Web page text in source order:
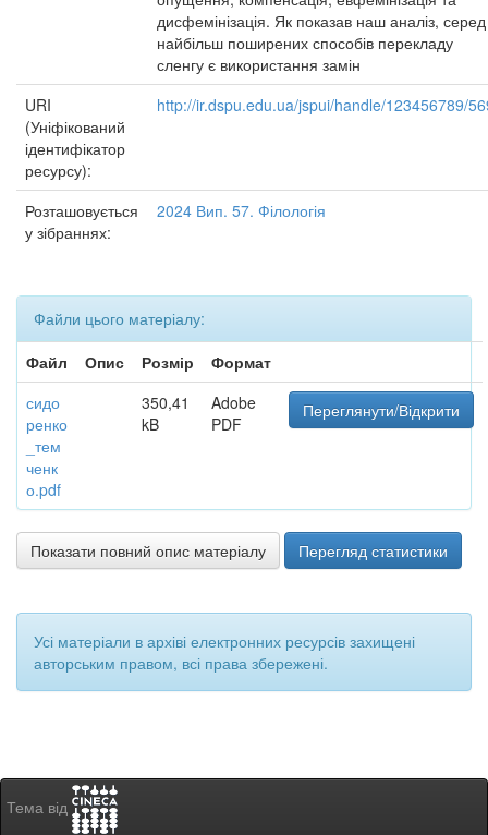
дисфемінізація. Як показав наш аналіз, серед
найбільш поширених способів перекладу
сленгу є використання замін
URI
(Уніфікований
ідентифікатор
ресурсу):
http://ir.dspu.edu.ua/jspui/handle/123456789/
Розташовується
у зібраннях:
2024 Вип. 57. Філологія
Файли цього матеріалу:
Файл
Опис Розмір
Формат
сидо
ренко
_тем
ченк
о.pdf
350,41
kB
Adobe
PDF
Переглянути/Відкрити
Показати повний опис матеріалу Перегляд статистики
Усі матеріали в архіві електронних ресурсів захищені
авторським правом, всі права збережені.
Тема від